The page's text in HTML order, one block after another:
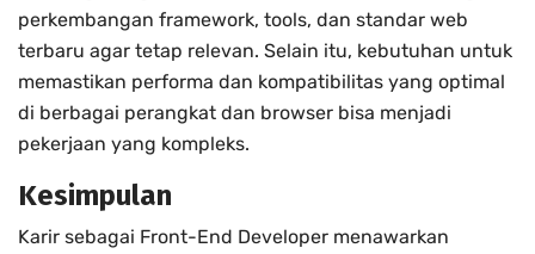
perkembangan framework, tools, dan standar web
terbaru agar tetap relevan. Selain itu, kebutuhan untuk
memastikan performa dan kompatibilitas yang optimal
di berbagai perangkat dan browser bisa menjadi
pekerjaan yang kompleks.
Kesimpulan
Karir sebagai Front-End Developer menawarkan